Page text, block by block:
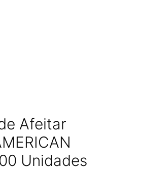
Afeitar
Unidades